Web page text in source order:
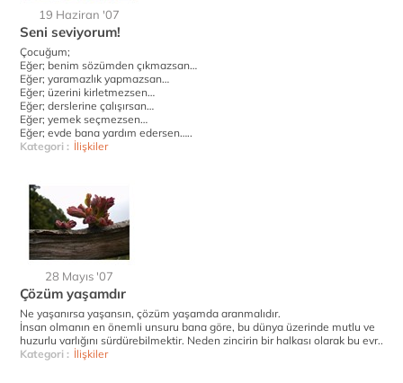
19 Haziran '07
Seni seviyorum!
Çocuğum;
Eğer; benim sözümden çıkmazsan…
Eğer; yaramazlık yapmazsan…
Eğer; üzerini kirletmezsen…
Eğer; derslerine çalışırsan…
Eğer; yemek seçmezsen…
Eğer; evde bana yardım edersen…..
Kategori : İlişkiler
28 Mayıs '07
Çözüm yaşamdır
Ne yaşanırsa yaşansın, çözüm yaşamda aranmalıdır.
İnsan olmanın en önemli unsuru bana göre, bu dünya üzerinde mutlu ve
huzurlu varlığını sürdürebilmektir. Neden zincirin bir halkası olarak bu evr..
Kategori : İlişkiler